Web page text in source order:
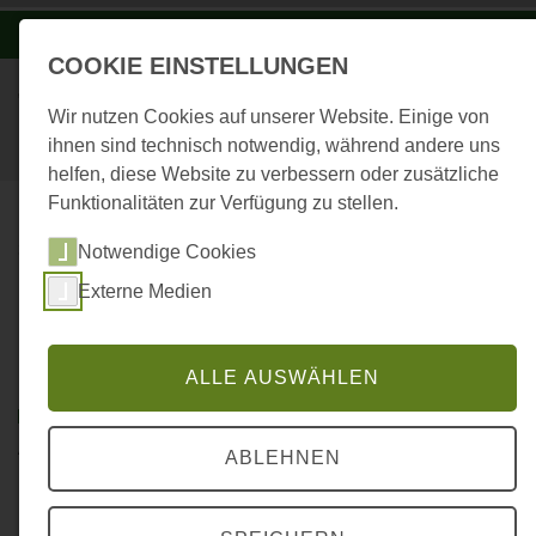
STARTSEITE
...
EXKURSION ZU
NATURSCHUTZMASSNAHMEN IM R
24.02.2026|FORST IM DIALOG – PFLANZUNG
AM WALDRAND
Exkursion zu
COOKIE EINSTELLUNGEN
Wir nutzen Cookies auf unserer Website. Einige von
ihnen sind technisch notwendig, während andere uns
helfen, diese Website zu verbessern oder zusätzliche
Funktionalitäten zur Verfügung zu stellen.
Notwendige Cookies
Externe Medien
ALLE AUSWÄHLEN
ABLEHNEN